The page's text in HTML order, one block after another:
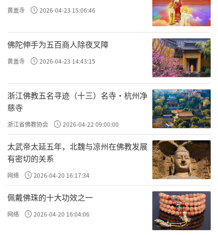
黄盖寺 2026-04-23 15:06:46
佛陀伸手为五百商人除夜叉障
黄盖寺 2026-04-23 14:43:15
浙江佛教五名寻迹（十三）名寺·杭州净
慈寺
浙江省佛教协会 2026-04-22 09:00:00
太武帝太延五年，北魏与凉州在佛教发展
有密切的关系
网络 2026-04-20 16:17:34
佩戴佛珠的十大功效之一
网络 2026-04-20 16:04:06